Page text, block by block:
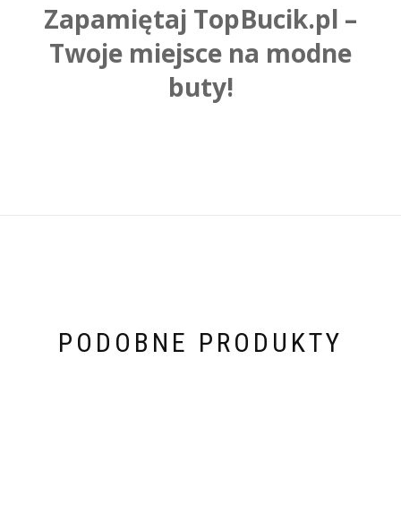
Zapamiętaj TopBucik.pl –
Twoje miejsce na modne
buty!
PODOBNE PRODUKTY